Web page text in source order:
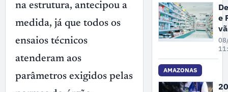
na estrutura, antecipou a
medida, já que todos os
ensaios técnicos
atenderam aos
parâmetros exigidos pelas
e
AMAZONAS